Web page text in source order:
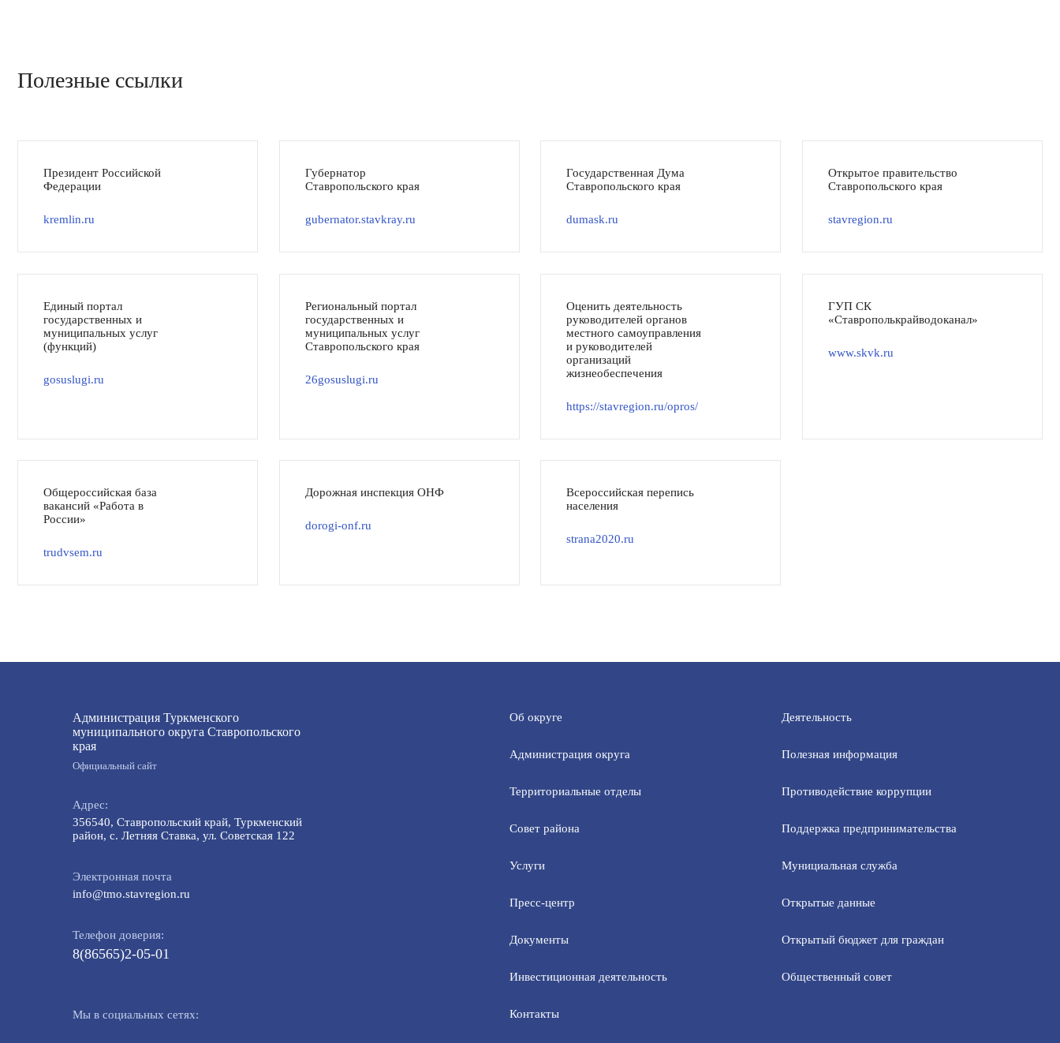
Полезные ссылки
Президент Российской
Федерации
kremlin.ru
Губернатор
Ставропольского края
gubernator.stavkray.ru
Государственная Дума
Ставропольского края
dumask.ru
Открытое правительство
Ставропольского края
stavregion.ru
Единый портал
государственных и
муниципальных услуг
(функций)
gosuslugi.ru
Региональный портал
государственных и
муниципальных услуг
Ставропольского края
26gosuslugi.ru
Оценить деятельность
руководителей органов
местного самоуправления
и руководителей
организаций
жизнеобеспечения
https://stavregion.ru/opros/
ГУП СК
«Ставрополькрайводоканал»
www.skvk.ru
Общероссийская база
вакансий «Работа в
России»
trudvsem.ru
Дорожная инспекция ОНФ
dorogi-onf.ru
Всероссийская перепись
населения
strana2020.ru
Администрация Туркменского
муниципального округа Ставропольского
края
Официальный сайт
Адрес:
356540, Ставропольский край, Туркменский
район, с. Летняя Ставка, ул. Советская 122
Электронная почта
info@tmo.stavregion.ru
Телефон доверия:
8(86565)2-05-01
Мы в социальных сетях:
Об округе
Администрация округа
Территориальные отделы
Совет района
Услуги
Пресс-центр
Документы
Инвестиционная деятельность
Контакты
Деятельность
Полезная информация
Противодействие коррупции
Поддержка предпринимательства
Мунициальная служба
Открытые данные
Открытый бюджет для граждан
Общественный совет